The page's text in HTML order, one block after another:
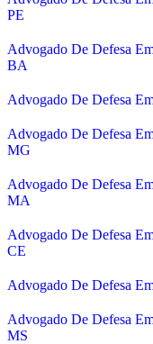
PE
Advogado De Defesa
BA
Advogado De Defesa
Advogado De Defesa
MG
Advogado De Defesa
MA
Advogado De Defesa
CE
Advogado De Defesa
Advogado De Defesa
MS